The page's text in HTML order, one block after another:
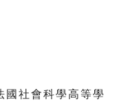
國社會科學高等學